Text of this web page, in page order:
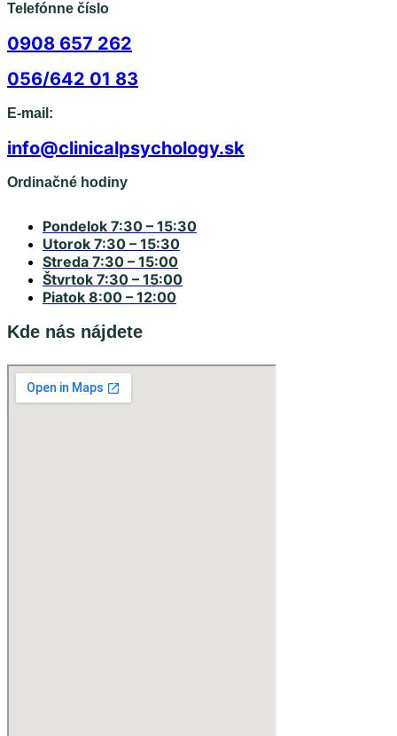
Telefónne číslo
0908 657 262
056/642 01 83
E-mail:
info@clinicalpsychology.sk
Ordinačné hodiny
Pondelok 7:30 – 15:30
Utorok 7:30 – 15:30
Streda 7:30 – 15:00
Štvrtok 7:30 – 15:00
Piatok 8:00 – 12:00
Kde nás nájdete